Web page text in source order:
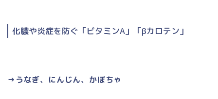
化膿や炎症を防ぐ「ビタミンA」「βカロテン」
→うなぎ、にんじん、かぼちゃ